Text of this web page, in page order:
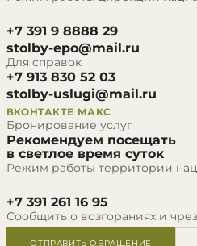
+7 391 9 8888 29
stolby-epo@mail.ru
Для справок
+7 913 830 52 03
stolby-uslugi@mail.ru
ВКОНТАКТЕ МАКС
Бронирование услуг
Рекомендуем посещать
в светлое время суток
Режим работы территории
+7 391 261 16 95
Сообщить о возгораниях и
ОТПРАВИТЬ ОБРАЩЕНИЕ